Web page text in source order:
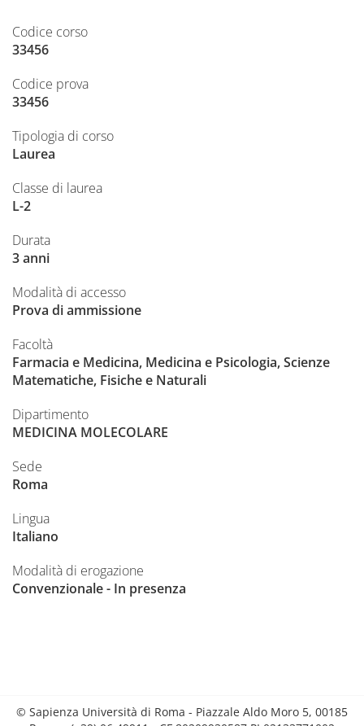
Codice corso
33456
Codice prova
33456
Tipologia di corso
Laurea
Classe di laurea
L-2
Durata
3 anni
Modalità di accesso
Prova di ammissione
Facoltà
Farmacia e Medicina, Medicina e Psicologia, Scienze
Matematiche, Fisiche e Naturali
Dipartimento
MEDICINA MOLECOLARE
Sede
Roma
Lingua
Italiano
Modalità di erogazione
Convenzionale - In presenza
© Sapienza Università di Roma - Piazzale Aldo Moro 5, 00185